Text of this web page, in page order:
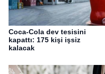
Coca-Cola dev tesisini
kapattı: 175 kişi işsiz
kalacak